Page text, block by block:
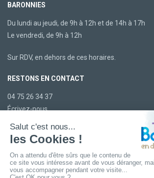
BARONNIES
Du lundi au jeudi, de 9h à 12h et de 14h à 17h
Le vendredi, de 9h à 12h
Sur RDV, en dehors de ces horaires.
RESTONS EN CONTACT
04 75 26 34 37
Écrivez-nous
LA CCBDP
Plan du site